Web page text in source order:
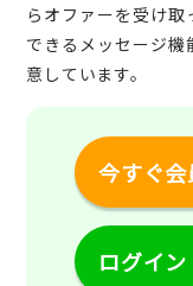
らオファーを受け
できるメッセージ
意しています。
今すぐ
ログイン